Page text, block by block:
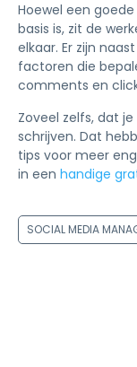
Hoewel een goede
basis is, zit de
elkaar. Er zijn
factoren die
comments en
Zoveel zelfs, dat
schrijven. Dat
tips voor meer
in een handige
SOCIAL MEDIA